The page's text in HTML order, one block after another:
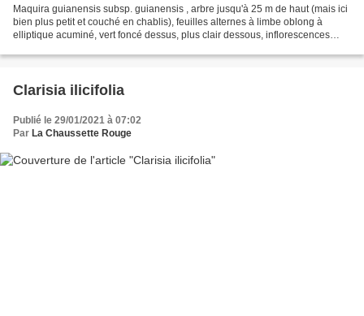
Maquira guianensis subsp. guianensis , arbre jusqu'à 25 m de haut (mais ici
bien plus petit et couché en chablis), feuilles alternes à limbe oblong à
elliptique acuminé, vert foncé dessus, plus clair dessous, inflorescences
Clarisia ilicifolia
Publié le 29/01/2021 à 07:02
Par La Chaussette Rouge